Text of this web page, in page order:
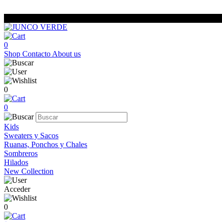
0
Shop Contacto About us
0
0
Kids
Sweaters y Sacos
Ruanas, Ponchos y Chales
Sombreros
Hilados
New Collection
Acceder
0